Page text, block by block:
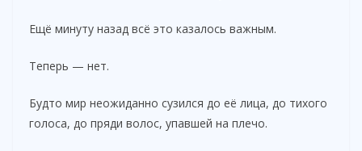
Ещё минуту назад всё это казалось важным.
Теперь — нет.
Будто мир неожиданно сузился до её лица, до тихого
голоса, до пряди волос, упавшей на плечо.